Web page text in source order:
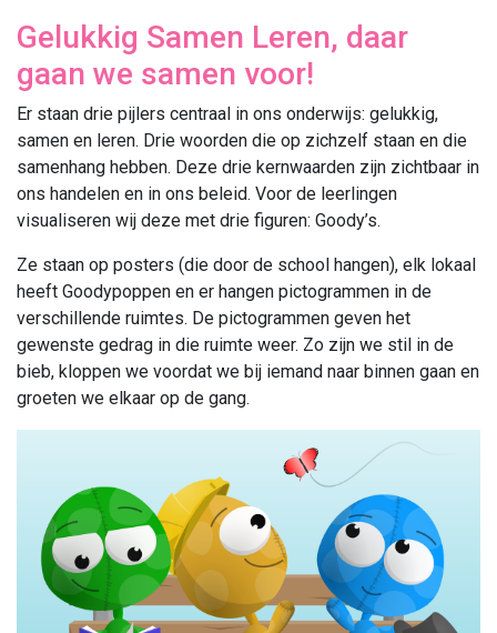
Gelukkig Samen Leren, daar
gaan we samen voor!
Er staan drie pijlers centraal in ons onderwijs: gelukkig,
samen en leren. Drie woorden die op zichzelf staan en die
samenhang hebben. Deze drie kernwaarden zijn zichtbaar in
ons handelen en in ons beleid. Voor de leerlingen
visualiseren wij deze met drie figuren: Goody’s.
Ze staan op posters (die door de school hangen), elk lokaal
heeft Goodypoppen en er hangen pictogrammen in de
verschillende ruimtes. De pictogrammen geven het
gewenste gedrag in die ruimte weer. Zo zijn we stil in de
bieb, kloppen we voordat we bij iemand naar binnen gaan en
groeten we elkaar op de gang.